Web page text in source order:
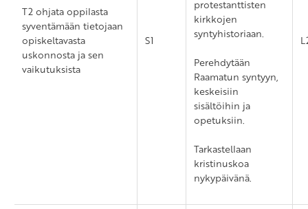
T2 ohjata oppilasta
syventämään tietojaan
opiskeltavasta
uskonnosta ja sen
vaikutuksista
S1
protestanttisten
kirkkojen
syntyhistoriaan.
Perehdytään
Raamatun syntyyn,
keskeisiin
sisältöihin ja
opetuksiin.
Tarkastellaan
kristinuskoa
nykypäivänä.